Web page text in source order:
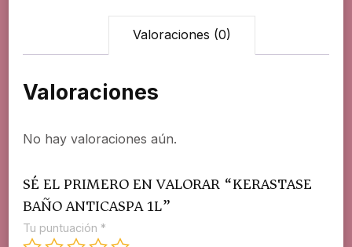
Valoraciones (0)
Valoraciones
No hay valoraciones aún.
SÉ EL PRIMERO EN VALORAR “KERASTASE
BAÑO ANTICASPA 1L”
Tu puntuación *